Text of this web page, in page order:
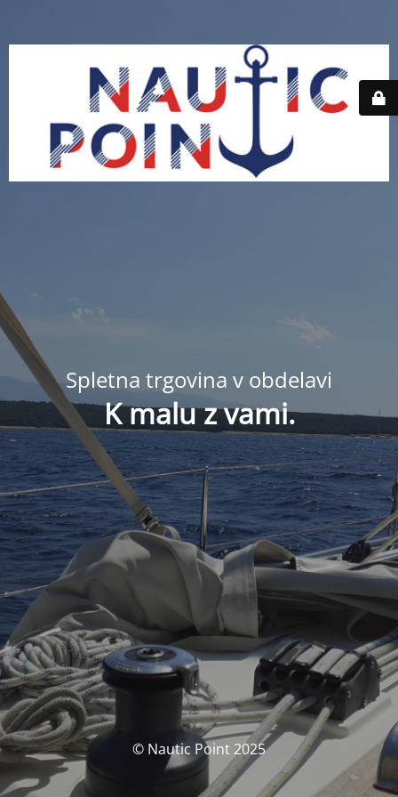
Spletna trgovina v obdelavi
K malu z vami.
© Nautic Point 2025